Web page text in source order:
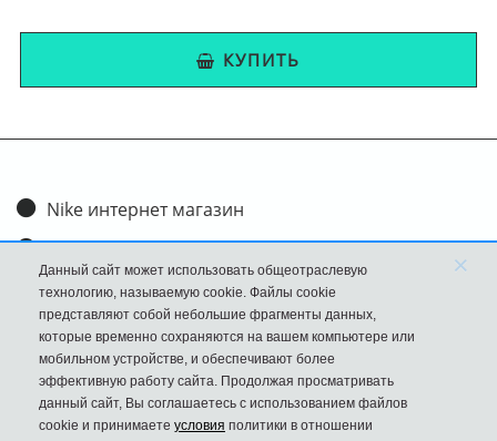
КУПИТЬ
Nike интернет магазин
Доставка и оплата
Обмен и возврат
Размеры
FAQ
Новости
Данный сайт может использовать общеотраслевую
технологию, называемую cookie. Файлы cookie
представляют собой небольшие фрагменты данных,
которые временно сохраняются на вашем компьютере или
мобильном устройстве, и обеспечивают более
эффективную работу сайта. Продолжая просматривать
данный сайт, Вы соглашаетесь с использованием файлов
cookie и принимаете условия политики в отношении
×